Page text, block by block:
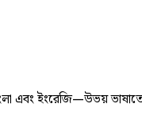
এবং ইংরেজি—উভয়